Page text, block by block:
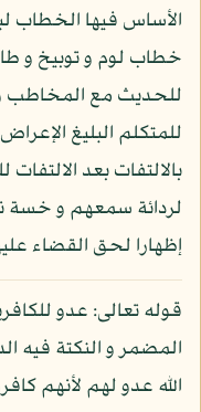
الأساس فيها الخطاب
خطاب لوم و توبيخ و
للحديث مع المخاطب
للمتكلم البليغ
بالالتفات بعد
لردائة سمعهم و خسة
إظهارا لحق القضاء
قوله تعالى: عدو
المضمر و النكتة فيه
الله عدو لهم لأنهم